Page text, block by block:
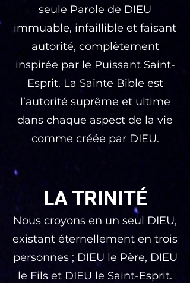
seule Parole de DIEU
immuable, infaillible et faisant
autorité, complètement
inspirée par le Puissant Saint-
Esprit. La Sainte Bible est
l’autorité suprême et ultime
dans chaque aspect de la vie
comme créée par DIEU.
LA TRINITÉ
Nous croyons en un seul DIEU,
existant éternellement en trois
personnes ; DIEU le Père, DIEU
le Fils et DIEU le Saint-Esprit.